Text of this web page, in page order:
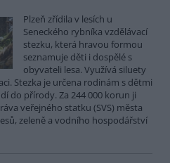
Plzeň zřídila v lesích u
Seneckého rybníka vzdělávací
stezku, která hravou formou
seznamuje děti i dospělé s
obyvateli lesa. Využívá siluety
Stezka je určena rodinám s dětmi
do přírody. Za 244 000 korun ji
veřejného statku (SVS) města
zeleně a vodního hospodářství